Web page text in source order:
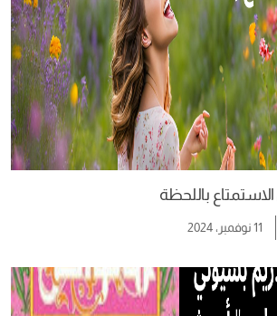
باللحظة
11 نوفمبر، 2024